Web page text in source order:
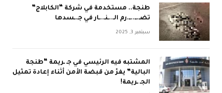
طنجة.. مستخدمة في شركة “الكابلاج”
تضـ.ــ..ــ.رم الـ..ـنـ..ـار في جـ.ـسدها
سبتمبر 3, 2025
المشتبه فيه الرئيسي في جـ ـريمة “طنجة
البالية” يفرّ من قبضة الأمن أثناء إعادة تمثيل
الجـ ـريمة!